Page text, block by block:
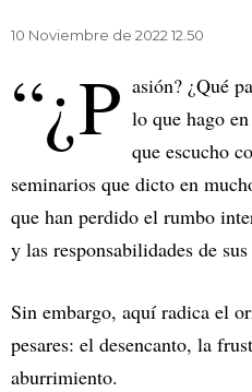
10 Noviembre de 2022 12.50
“¿P asión? ¿Qué
lo que hago
que escucho
seminarios que dicto en
que han perdido el rumbo
y las responsabilidades de
Sin embargo, aquí radica el
pesares: el desencanto, la
aburrimiento.